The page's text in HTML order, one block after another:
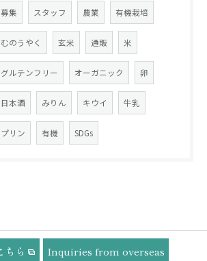
募集 スタッフ 農業 有機栽培
むのうやく 玄米 通販 米
グルテンフリー オーガニック 卵
日本酒 みりん キウイ 牛乳
プリン 有機 SDGs
ちら Inquiries from overseas